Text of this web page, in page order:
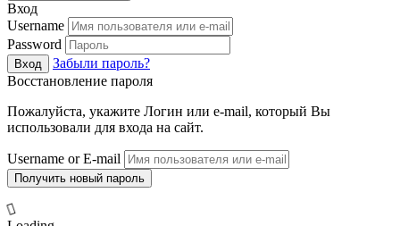
Вход
Username
Password
Вход
Забыли пароль?
Восстановление пароля
Пожалуйста, укажите Логин или e-mail, который Вы
использовали для входа на сайт.
Username or E-mail
Получить новый пароль